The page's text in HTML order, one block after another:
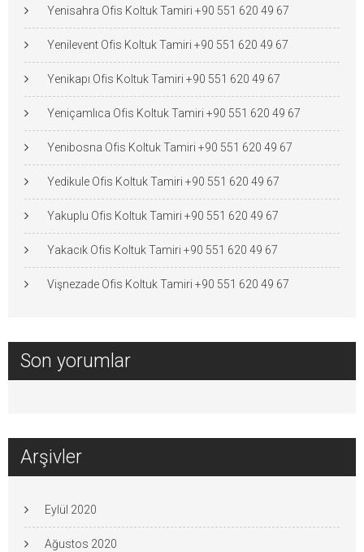
Yenisahra Ofis Koltuk Tamiri +90 551 620 49 67
Yenilevent Ofis Koltuk Tamiri +90 551 620 49 67
Yenikapı Ofis Koltuk Tamiri +90 551 620 49 67
Yeniçamlıca Ofis Koltuk Tamiri +90 551 620 49 67
Yenibosna Ofis Koltuk Tamiri +90 551 620 49 67
Yedikule Ofis Koltuk Tamiri +90 551 620 49 67
Yakuplu Ofis Koltuk Tamiri +90 551 620 49 67
Yakacık Ofis Koltuk Tamiri +90 551 620 49 67
Vişnezade Ofis Koltuk Tamiri +90 551 620 49 67
Son yorumlar
Arşivler
Eylül 2020
Ağustos 2020